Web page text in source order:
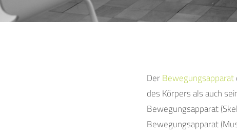
DerBewegungsapparat
des Körpers als auch
Bewegungsapparat
Bewegungsapparat